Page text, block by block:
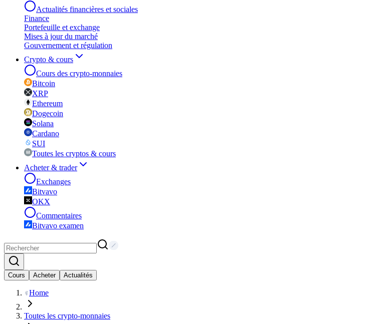
Actualités financières et sociales
Finance
Portefeuille et exchange
Mises à jour du marché
Gouvernement et régulation
Crypto & cours
Cours des crypto-monnaies
Bitcoin
XRP
Ethereum
Dogecoin
Solana
Cardano
SUI
Toutes les cryptos & cours
Acheter & trader
Exchanges
Bitvavo
OKX
Commentaires
Bitvavo examen
Cours Acheter Actualités
Home
Toutes les crypto-monnaies